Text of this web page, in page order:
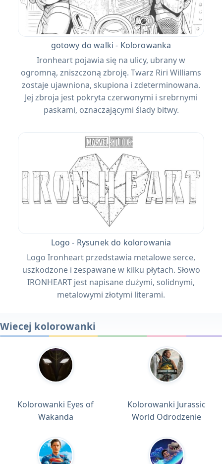
gotowy do walki - Kolorowanka
Ironheart pojawia się na ulicy, ubrany w
ogromną, zniszczoną zbroję. Twarz Riri Williams
zostaje ujawniona, skupiona i zdeterminowana.
Jej zbroja jest pokryta czerwonymi i srebrnymi
paskami, oznaczającymi ślady bitwy.
Logo - Rysunek do kolorowania
Logo Ironheart przedstawia metalowe serce,
uszkodzone i zespawane w kilku płytach. Słowo
IRONHEART jest napisane dużymi, solidnymi,
metalowymi złotymi literami.
Wiecej kolorowanki
Kolorowanki Eyes of
Wakanda
Kolorowanki Jurassic
World Odrodzenie